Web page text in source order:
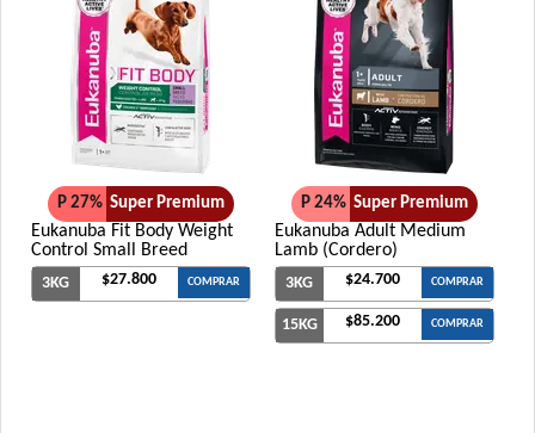
P 27% Super Premium
Eukanuba Fit Body Weight
Control Small Breed
3KG $27.800 COMPRAR
P 24% Super Premium
Eukanuba Adult Medium
Lamb (Cordero)
3KG $24.700 COMPRAR
15KG $85.200 COMPRAR